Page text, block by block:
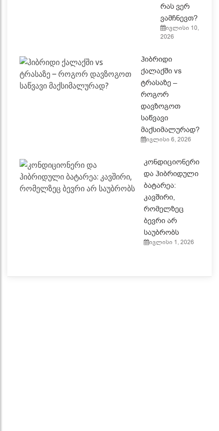
რას ვერ
ვამჩნევთ?
ივლისი 10,
2026
ჰიბრიდი
ქალაქში vs
ტრასაზე –
როგორ
დავზოგოთ
საწვავი
მაქსიმალურად?
ივლისი 6, 2026
კონდიციონერი
და ჰიბრიდული
ბატარეა:
კავშირი,
რომელზეც
ბევრი არ
საუბრობს
ივლისი 1, 2026